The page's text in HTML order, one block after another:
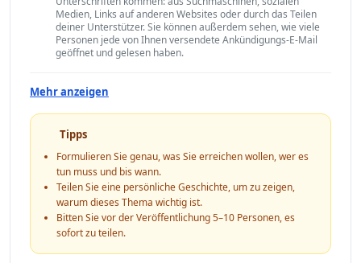
Medien, Links auf anderen Websites oder durch das Teilen
deiner Unterstützer. Sie können außerdem sehen, wie viele
Personen jede von Ihnen versendete Ankündigungs-E-Mail
geöffnet und gelesen haben.
Mehr anzeigen
Tipps
Formulieren Sie genau, was Sie erreichen wollen, wer es
tun muss und bis wann.
Teilen Sie eine persönliche Geschichte, um zu zeigen,
warum dieses Thema wichtig ist.
Bitten Sie vor der Veröffentlichung 5–10 Personen, es
sofort zu teilen.